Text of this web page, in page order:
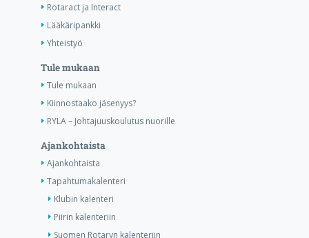
Rotaract ja Interact
Lääkäripankki
Yhteistyö
Tule mukaan
Tule mukaan
Kiinnostaako jäsenyys?
RYLA – Johtajuuskoulutus nuorille
Ajankohtaista
Ajankohtaista
Tapahtumakalenteri
Klubin kalenteri
Piirin kalenteriin
Suomen Rotaryn kalenteriin